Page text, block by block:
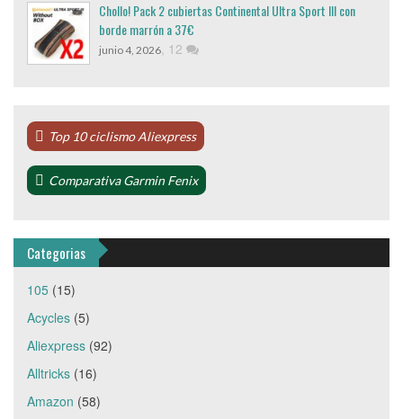
Chollo! Pack 2 cubiertas Continental Ultra Sport III con
borde marrón a 37€
junio 4, 2026, 12
Top 10 ciclismo Aliexpress
Comparativa Garmin Fenix
Categorias
105 (15)
Acycles (5)
Aliexpress (92)
Alltricks (16)
Amazon (58)